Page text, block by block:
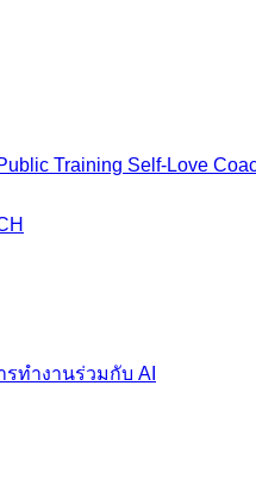
Training Self-Love
ทำงานร่วมกับ AI